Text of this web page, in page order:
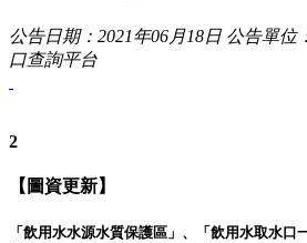
公告日期：2021年06月18日 公告單位
口查詢平台
2
【圖資更新】
「飲用水水源水質保護區」、「飲用水取水口